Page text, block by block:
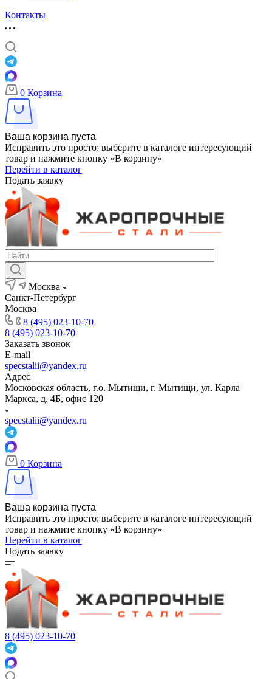
Контакты
0 Корзина
Ваша корзина пуста
Исправить это просто: выберите в каталоге интересующий
товар и нажмите кнопку «В корзину»
Перейти в каталог
Подать заявку
Москва
Санкт-Петербург
Москва
8 (495) 023-10-70
8 (495) 023-10-70
Заказать звонок
E-mail
specstalii@yandex.ru
Адрес
Московская область, г.о. Мытищи, г. Мытищи, ул. Карла
Маркса, д. 4Б, офис 120
specstalii@yandex.ru
0 Корзина
Ваша корзина пуста
Исправить это просто: выберите в каталоге интересующий
товар и нажмите кнопку «В корзину»
Перейти в каталог
Подать заявку
8 (495) 023-10-70